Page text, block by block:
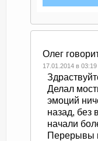
Олег
17.01.2014 в 03:19
Делал
эмоций
назад, без
начали
Перерывы